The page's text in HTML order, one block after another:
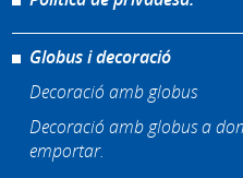
Globus i decoració
Decoració amb globus
Decoració amb globus a
emportar.